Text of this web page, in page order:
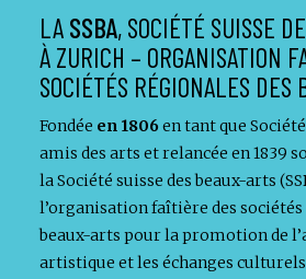
LA SSBA, SOCIÉTÉ SUISSE
À ZURICH – ORGANISATION
SOCIÉTÉS RÉGIONALES DES
Fondée en 1806en tant que
amis des arts et relancée en 1839
la Société suisse des beaux-arts
l’organisation faîtière des
beaux-arts pour la promotion de
artistique et les échanges